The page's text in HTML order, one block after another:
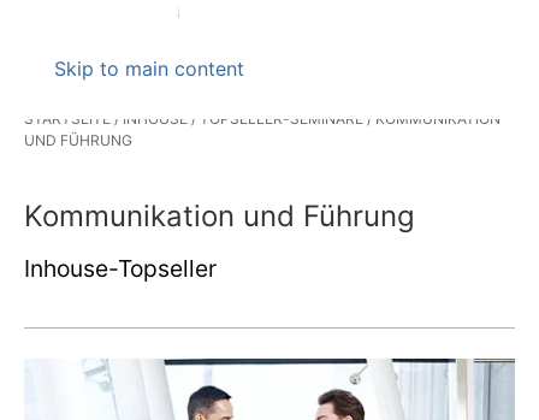
Skip to main content
STARTSEITE INHOUSE TOPSELLER-SEMINARE
KOMMUNIKATION
UND FÜHRUNG
Kommunikation und Führung
Inhouse-Topseller